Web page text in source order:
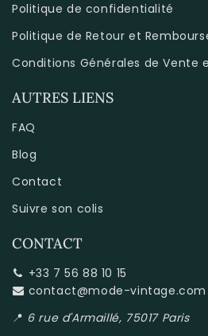
Politique de confidentialité
Politique de Retour et
Conditions Générales de Vente
AUTRES LIENS
FAQ
Blog
Contact
Suivre son colis
CONTACT
+33 7 56 88 10 15
contact@mode-vintage.com
📍 6 rue d'Armaillé, 75017 Paris